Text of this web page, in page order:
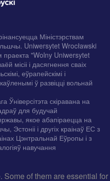
Міністэрствам
Uniwersytet Wrocławski
"Wolny Uniwersytet
місіі і дасягнення сваіх
еўрапейскімі і
ў развіцці вольнай
Ўніверсітэта скіравана на
для будучай
якое абапіраецца на
Эстоніі і другіх краінаў ЕС з
Цэнтральнай Еўропы і з
навучання
of them are essential for